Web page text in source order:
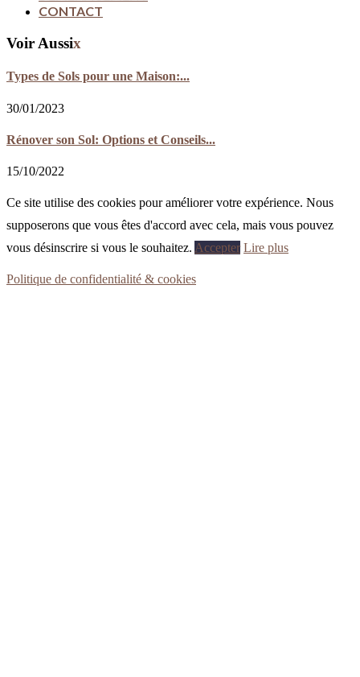
CONTACT
Voir Aussix
Types de Sols pour une Maison:...
30/01/2023
Rénover son Sol: Options et Conseils...
15/10/2022
Ce site utilise des cookies pour améliorer votre expérience. Nous
supposerons que vous êtes d'accord avec cela, mais vous pouvez
vous désinscrire si vous le souhaitez. Accepter Lire plus
Politique de confidentialité & cookies